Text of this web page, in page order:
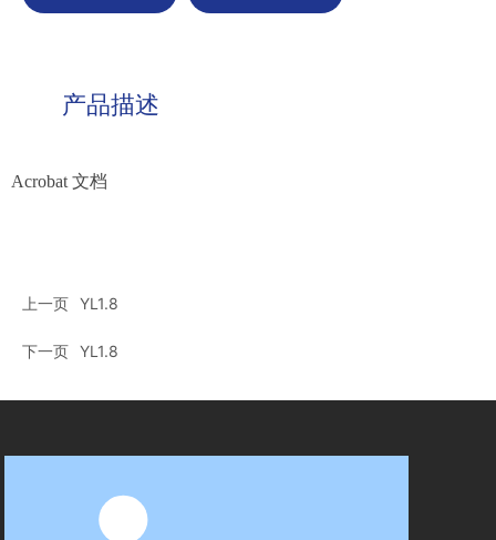
产品描述
Acrobat 文档
上一页 YL1.8
下一页 YL1.8